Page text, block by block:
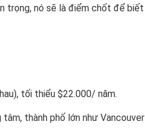
trọng, nó sẽ là điểm chốt để biết
tối thiểu $22.000/ năm.
thành phố lớn như Vancouver